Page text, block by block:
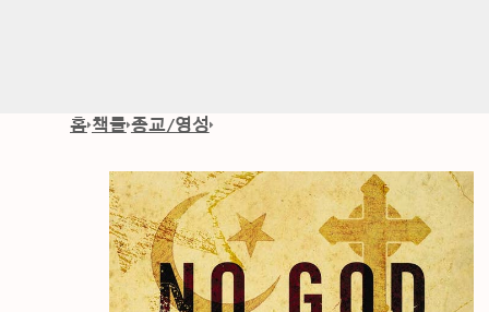
홈 책들 종교/영성